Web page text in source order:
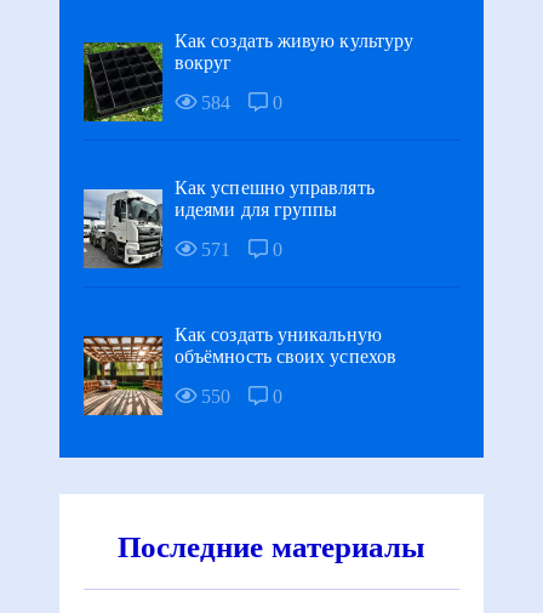
Как создать живую культуру
вокруг
584
0
Как успешно управлять
идеями для группы
571
0
Как создать уникальную
объёмность своих успехов
550
0
Последние материалы